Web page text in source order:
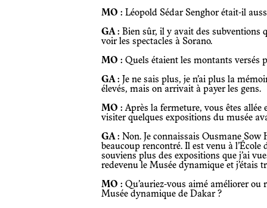
MO : Léopold Sédar Senghor était-il
GA : Bien sûr, il y avait des subventions
voir les spectacles à Sorano.
MO : Quels étaient les montants versés
GA : Je ne sais plus, je n’ai plus la
élevés, mais on arrivait à payer les gens.
MO : Après la fermeture, vous êtes allée
visiter quelques expositions du musée
GA : Non. Je connaissais Ousmane
beaucoup rencontré. Il est venu à l’École
souviens plus des expositions que j’ai
redevenu le Musée dynamique et j’étais
MO : Qu’auriez-vous aimé améliorer ou
Musée dynamique de Dakar ?